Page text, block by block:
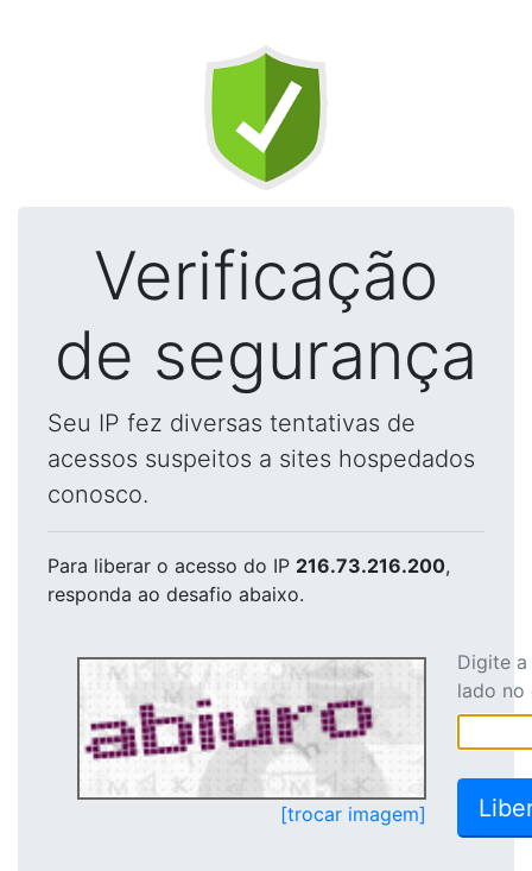
Verificação
de segurança
Seu IP fez diversas tentativas de
acessos suspeitos a sites hospedados
conosco.
Para liberar o acesso do IP 216.73.216.200,
responda ao desafio abaixo.
[trocar imagem]
Digite
lado no